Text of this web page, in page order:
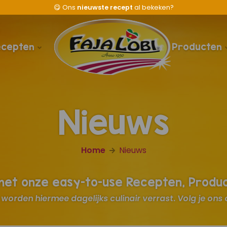
😋 Ons nieuwste recept al bekeken?
Producten
Nieuws
Home Nieuws
onze easy-to-use Recepten,
hiermee dagelijks culinair verrast. Volg je ons